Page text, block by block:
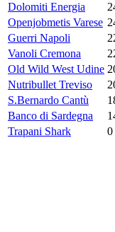
Dolomiti Energia
Openjobmetis Varese
Guerri Napoli
Vanoli Cremona
Old Wild West Udine
Nutribullet Treviso
S.Bernardo Cantù
Banco di Sardegna
Trapani Shark
0